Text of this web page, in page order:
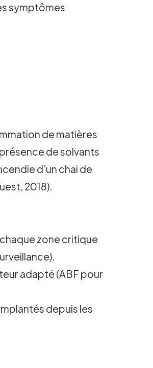
symptômes
de matières
de solvants
d’un chai de
2018).
zone critique
adapté (ABF pour
depuis les